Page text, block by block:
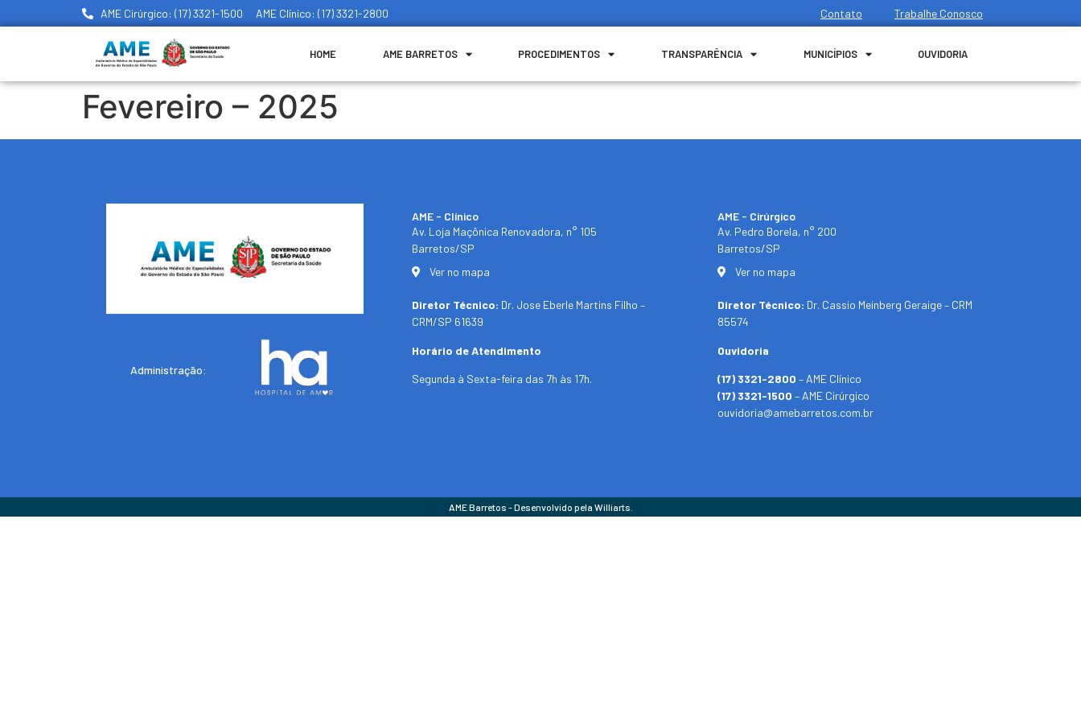
AME Cirúrgico: (17) 3321-1500 AME Clínico: (17) 3321-2800 Contato Trabalhe Conosco
HOME AME BARRETOS PROCEDIMENTOS TRANSPARÊNCIA MUNICÍPIOS OUVIDORIA
Fevereiro – 2025
Administração:
AME - Clínico​
Av. Loja Maçônica Renovadora, n° 105
Barretos/SP​
Ver no mapa
Diretor Técnico: Dr. Jose Eberle Martins Filho –
CRM/SP 61639
Horário de Atendimento
Segunda à Sexta-feira das 7h às 17h.
AME - Cirúrgico
Av. Pedro Borela, n° 200
Barretos/SP
Ver no mapa
Diretor Técnico: Dr. Cassio Meinberg Geraige – CRM
85574
Ouvidoria
(17) 3321-2800 – AME Clínico
(17) 3321-1500 – AME Cirúrgico
ouvidoria@amebarretos.com.br
AME Barretos - Desenvolvido pela Williarts.